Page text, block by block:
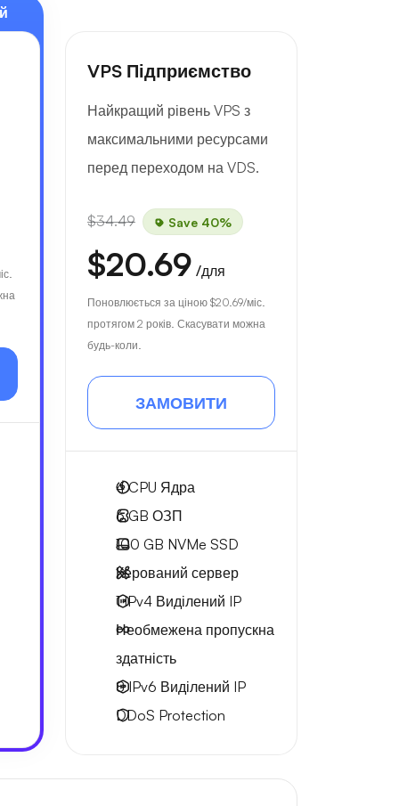
VPS Підприємство
Найкращий рівень VPS з
максимальними ресурсами
перед переходом на VDS.
$34.49 Save 40%
$20.69 /для
Поновлюється за ціною $20.69/міс.
протягом 2 років. Скасувати можна
будь-коли.
ЗАМОВИТИ
4CPU Ядра
6 GB ОЗП
100 GB NVMe SSD
Керований сервер
1 IPv4 Виділений IP
Необмежена пропускна
здатність
8 IPv6 Виділений IP
DDoS Protection